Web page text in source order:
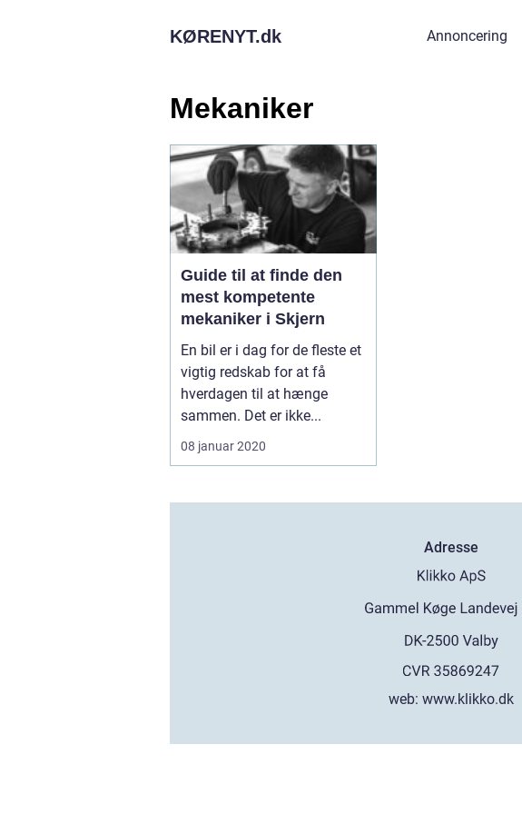
KØRENYT.dk Annoncering
Mekaniker
Guide til at finde den
mest kompetente
mekaniker i Skjern
En bil er i dag for de fleste et
vigtig redskab for at få
hverdagen til at hænge
sammen. Det er ikke...
08 januar 2020
Adresse
web:www.klikko.dk